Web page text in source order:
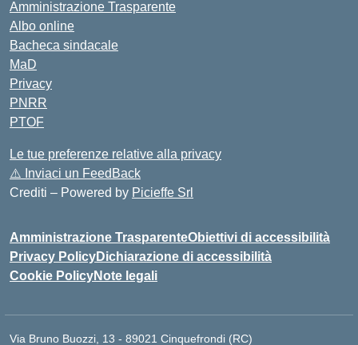
Amministrazione Trasparente
Albo online
Bacheca sindacale
MaD
Privacy
PNRR
PTOF
Le tue preferenze relative alla privacy
⚠️ Inviaci un FeedBack
Crediti – Powered by Picieffe Srl
Amministrazione TrasparenteObiettivi di accessibilità
Privacy PolicyDichiarazione di accessibilità
Cookie PolicyNote legali
Via Bruno Buozzi, 13 - 89021 Cinquefrondi (RC)